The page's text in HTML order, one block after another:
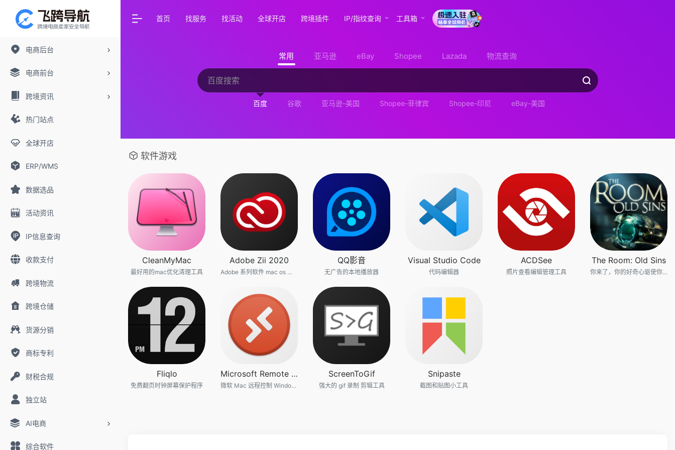
电商后台
电商前台
跨境资讯
热门站点
全球开店
ERP/WMS
数据选品
活动资讯
IP信息查询
收款支付
跨境物流
跨境仓储
货源分销
商标专利
财税合规
独立站
AI电商
综合软件
首页 找服务 找活动 全球开店 跨境插件 IP/指纹查询 工具箱
常用 亚马逊 eBay Shopee Lazada 物流查询
百度 谷歌 亚马逊-美国 Shopee-菲律宾 Shopee-印尼 eBay-美国
软件游戏
CleanMyMac
最好用的mac优化清理工具
Adobe Zii 2020
Adobe 系列软件 mac os 激活工具
QQ影音
无广告的本地播放器
Visual Studio Code
代码编辑器
ACDSee
照片查看编辑管理工具
The Room: Old Sins
你来了，你的好奇心驱使你来到了这里。这里是《迷室》
Fliqlo
免费翻页时钟屏幕保护程序
Microsoft Remote Desktop
微软 Mac 远程控制 Windows 软件
ScreenToGif
强大的 gif 录制 剪辑工具
Snipaste
截图和贴图小工具